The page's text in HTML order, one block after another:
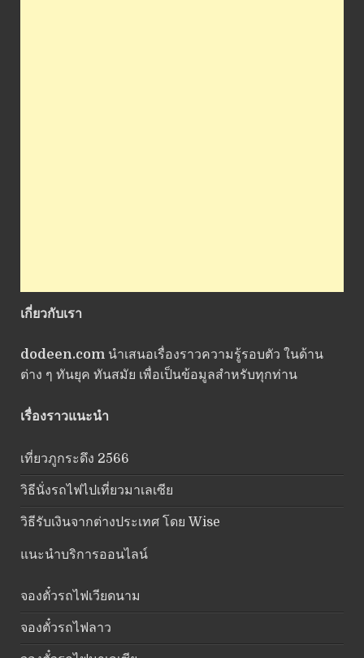
เกี่ยวกับเรา
dodeen.com นำเสนอเรื่องราวความรู้รอบตัว ในด้าน
ต่าง ๆ ทันยุค ทันสมัย เพื่อเป็นข้อมูลสำหรับทุกท่าน
เรื่องราวแนะนำ
เที่ยวภูกระดึง 2566
วิธีนั่งรถไฟไปเที่ยวมาเลเซีย
วิธีรับเงินจากต่างประเทศ โดย Wise
แนะนำบริการออนไลน์
จองตั๋วรถไฟเวียดนาม
จองตั๋วรถไฟลาว